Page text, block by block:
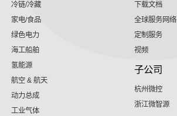
冷链/冷藏
家电/食品
绿色电力
海工船舶
氢能源
航空 & 航天
动力总成
工业气体
下载文档
全球服务网络
定制服务
视频
子公司
杭州微控
浙江微智源